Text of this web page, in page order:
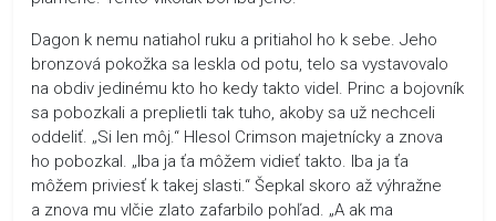
Dagon k nemu natiahol ruku a pritiahol ho k sebe. Jeho
bronzová pokožka sa leskla od potu, telo sa vystavovalo
na obdiv jedinému kto ho kedy takto videl. Princ a bojovník
sa pobozkali a preplietli tak tuho, akoby sa už nechceli
oddeliť. „Si len môj.“ Hlesol Crimson majetnícky a znova
ho pobozkal. „Iba ja ťa môžem vidieť takto. Iba ja ťa
môžem priviesť k takej slasti.“ Šepkal skoro až výhražne
a znova mu vlčie zlato zafarbilo pohľad. „A ak ma